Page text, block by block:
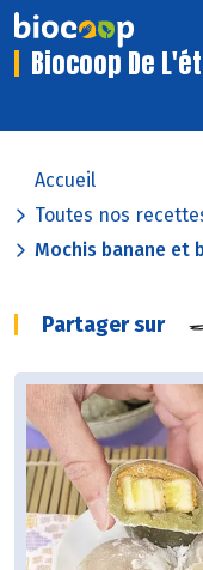
Biocoop De
Accueil
Toutes nos
Mochis banane et
Partager sur